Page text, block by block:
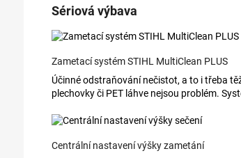
Sériová výbava
Zametací systém STIHL MultiClean PLUS
Účinné odstraňování nečistot, a to i třeba
plechovky či PET láhve nejsou problém.
Centrální nastavení výšky zametání